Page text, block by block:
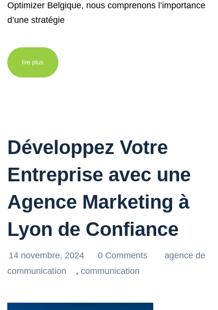
Optimizer Belgique, nous comprenons l’importance
d’une stratégie
lire plus
Développez Votre
Entreprise avec une
Agence Marketing à
Lyon de Confiance
14 novembre, 2024 0 Comments
agence de
communication
, communication